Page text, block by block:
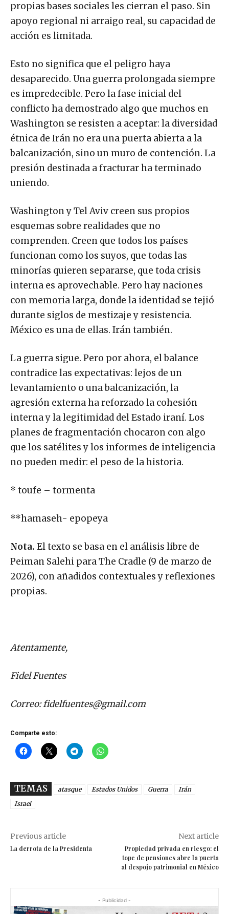
propias bases sociales les cierran el paso. Sin
apoyo regional ni arraigo real, su capacidad de
acción es limitada.
Esto no significa que el peligro haya
desaparecido. Una guerra prolongada siempre
es impredecible. Pero la fase inicial del
conflicto ha demostrado algo que muchos en
Washington se resisten a aceptar: la diversidad
étnica de Irán no era una puerta abierta a la
balcanización, sino un muro de contención. La
presión destinada a fracturar ha terminado
uniendo.
Washington y Tel Aviv creen sus propios
esquemas sobre realidades que no
comprenden. Creen que todos los países
funcionan como los suyos, que todas las
minorías quieren separarse, que toda crisis
interna es aprovechable. Pero hay naciones
con memoria larga, donde la identidad se tejió
durante siglos de mestizaje y resistencia.
México es una de ellas. Irán también.
La guerra sigue. Pero por ahora, el balance
contradice las expectativas: lejos de un
levantamiento o una balcanización, la
agresión externa ha reforzado la cohesión
interna y la legitimidad del Estado iraní. Los
planes de fragmentación chocaron con algo
que los satélites y los informes de inteligencia
no pueden medir: el peso de la historia.
* toufe – tormenta
**hamaseh- epopeya
Nota. El texto se basa en el análisis libre de
Peiman Salehi para The Cradle (9 de marzo de
2026), con añadidos contextuales y reflexiones
propias.
Atentamente,
Fidel Fuentes
Correo:fidelfuentes@gmail.com
Comparte esto:
TEMAS atasque Estados Unidos Guerra
Irán
Israel
Previous article
La derrota de la Presidenta
Next article
Propiedad privada en riesgo: el
tope de pensiones abre la puerta
al despojo patrimonial en México
- Publicidad -